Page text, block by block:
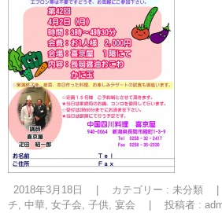
2018年3月18日 カテゴリー : 未分類
チ, 中華, 女子会, 子供, 宴会 投稿者 :